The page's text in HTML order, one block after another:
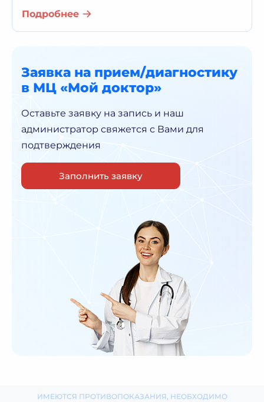
Подробнее
Заявка на прием/диагностику
в МЦ «Мой доктор»
Оставьте заявку на запись и наш
администратор свяжется с Вами для
подтверждения
Заполнить заявку
ИМЕЮТСЯ ПРОТИВОПОКАЗАНИЯ, НЕОБХОДИМО